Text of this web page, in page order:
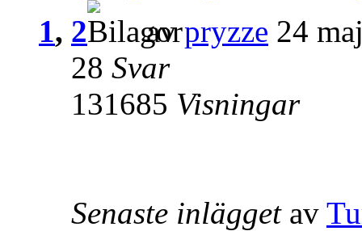
1, 2 avpryzze 24
28 Svar
131685 Visningar
Senaste inlägget av